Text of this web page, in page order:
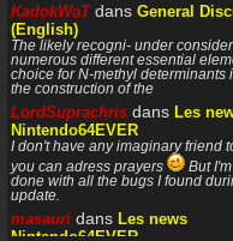
KadokWaTdans General
(English)
The likely recogni- under
numerous different essential
choice for N-methyl determinants
the construction of the
LordSuprachris dans Les
Nintendo64EVER
I don't have any imaginary friend
you can adress prayers
But
done with all the bugs I found
update.
masauri dans Les news
Nintendo64EVER